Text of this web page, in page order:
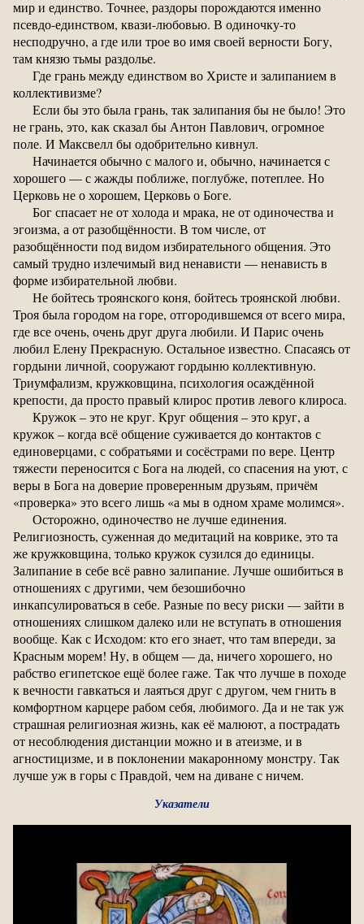
мир и единство. Точнее, раздоры порождаются именно
псевдо-единством, квази-любовью. В одиночку-то
несподручно, а где или трое во имя своей верности Богу,
там князю тьмы раздолье.
Где грань между единством во Христе и залипанием в
коллективизме?
Если бы это была грань, так залипания бы не было! Это
не грань, это, как сказал бы Антон Павлович, огромное
поле. И Максвелл бы одобрительно кивнул.
Начинается обычно с малого и, обычно, начинается с
хорошего — с жажды поближе, поглубже, потеплее. Но
Церковь не о хорошем, Церковь о Боге.
Бог спасает не от холода и мрака, не от одиночества и
эгоизма, а от разобщённости. В том числе, от
разобщённости под видом избирательного общения. Это
самый трудно излечимый вид ненависти — ненависть в
форме избирательной любви.
Не бойтесь троянского коня, бойтесь троянской любви.
Троя была городом на горе, отгородившемся от всего мира,
где все очень, очень друг друга любили. И Парис очень
любил Елену Прекрасную. Остальное известно. Спасаясь от
гордыни личной, сооружают гордыню коллективную.
Триумфализм, кружковщина, психология осаждённой
крепости, да просто правый клирос против левого клироса.
Кружок – это не круг. Круг общения – это круг, а
кружок – когда всё общение суживается до контактов с
единоверцами, с собратьями и сосёстрами по вере. Центр
тяжести переносится с Бога на людей, со спасения на уют, с
веры в Бога на доверие проверенным друзьям, причём
«проверка» это всего лишь «а мы в одном храме молимся».
Осторожно, одиночество не лучше единения.
Религиозность, суженная до медитаций на коврике, это та
же кружковщина, только кружок сузился до единицы.
Залипание в себе всё равно залипание. Лучше ошибиться в
отношениях с другими, чем безошибочно
инкапсулироваться в себе. Разные по весу риски — зайти в
отношениях слишком далеко или не вступать в отношения
вообще. Как с Исходом: кто его знает, что там впереди, за
Красным морем! Ну, в общем — да, ничего хорошего, но
рабство египетское ещё более гаже. Так что лучше в походе
к вечности гавкаться и лаяться друг с другом, чем гнить в
комфортном карцере рабом себя, любимого. Да и не так уж
страшная религиозная жизнь, как её малюют, а пострадать
от несоблюдения дистанции можно и в атеизме, и в
агностицизме, и в поклонении макаронному монстру. Так
лучше уж в горы с Правдой, чем на диване с ничем.
Указатели